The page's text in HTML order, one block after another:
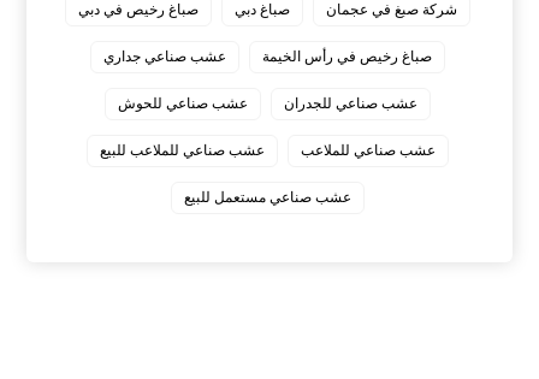
شركة صبغ في عجمان صباغ دبي صباغ رخيص في دبي
صباغ رخيص في رأس الخيمة عشب صناعي جداري
عشب صناعي للجدران عشب صناعي للحوش
عشب صناعي للملاعب عشب صناعي للملاعب للبيع
عشب صناعي مستعمل للبيع